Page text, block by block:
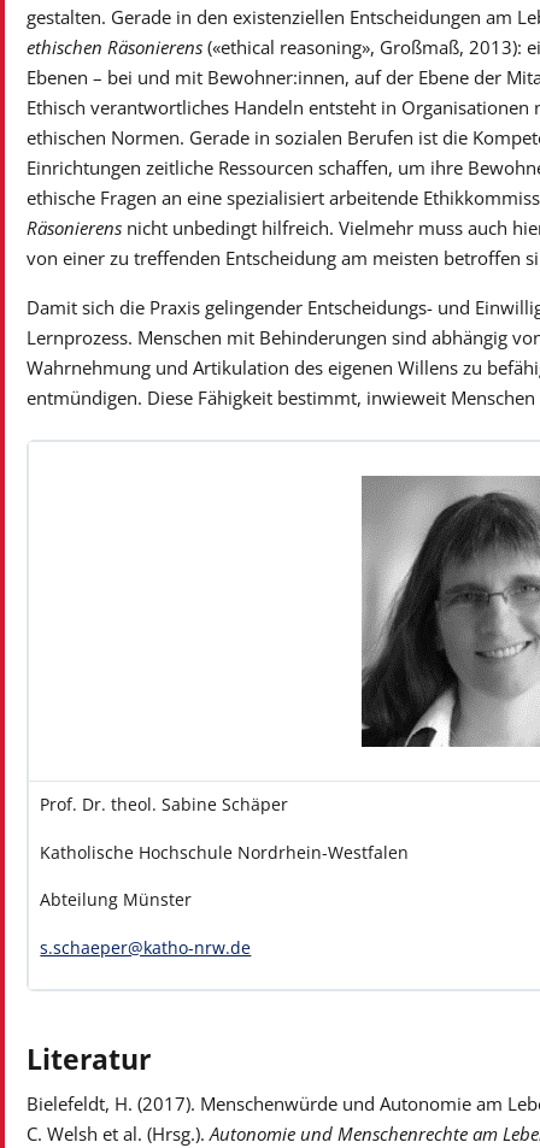
gestalten. Gerade in den existenziellen Entscheidungen am
ethischen Räsonierens(«ethical reasoning», Großmaß, 2013):
Ebenen – bei und mit Bewohner:innen, auf der Ebene der
Ethisch verantwortliches Handeln entsteht in
ethischen Normen. Gerade in sozialen Berufen ist die
Einrichtungen zeitliche Ressourcen schaffen, um ihre
ethische Fragen an eine spezialisiert arbeitende
Räsonierensnicht unbedingt hilfreich. Vielmehr muss auch
von einer zu treffenden Entscheidung am meisten betroffen
Damit sich die Praxis gelingender Entscheidungs- und
Lernprozess. Menschen mit Behinderungen sind abhängig
Wahrnehmung und Artikulation des eigenen Willens zu
entmündigen. Diese Fähigkeit bestimmt, inwieweit
Prof. Dr. theol. Sabine Schäper
Katholische Hochschule Nordrhein-Westfalen
Abteilung Münster
s.schaeper@katho-nrw.de
Literatur
Bielefeldt, H. (2017). Menschenwürde und Autonomie am
C. Welsh et al. (Hrsg.).Autonomie und Menschenrechte am